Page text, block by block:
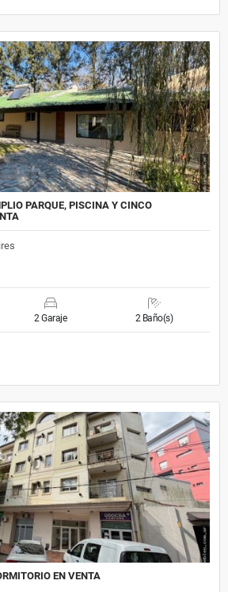
PARQUE, PISCINA Y CINCO
2 Garaje 2 Baño(s)
EN VENTA